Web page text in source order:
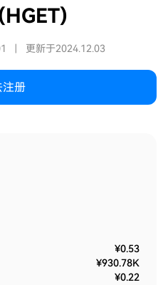
更新于2024.12.03
注册
¥0.53
¥930.78K
¥0.22